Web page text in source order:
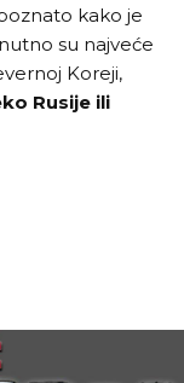
kako je
su najveće
Koreji,
Rusije ili